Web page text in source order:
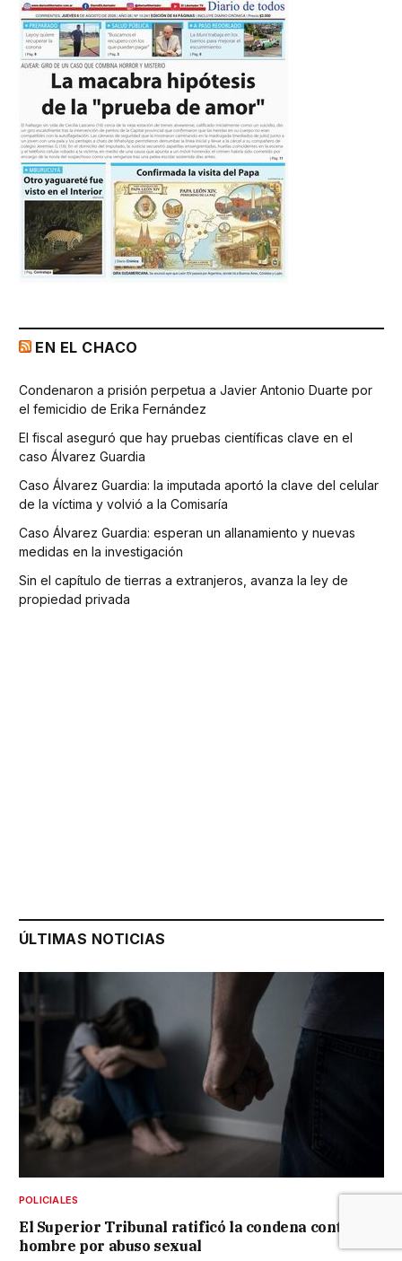
EN EL CHACO
Condenaron a prisión perpetua a Javier Antonio Duarte por
el femicidio de Erika Fernández
El fiscal aseguró que hay pruebas científicas clave en el
caso Álvarez Guardia
Caso Álvarez Guardia: la imputada aportó la clave del celular
de la víctima y volvió a la Comisaría
Caso Álvarez Guardia: esperan un allanamiento y nuevas
medidas en la investigación
Sin el capítulo de tierras a extranjeros, avanza la ley de
propiedad privada
ÚLTIMAS NOTICIAS
POLICIALES
El Superior Tribunal ratificó la condena contra un
hombre por abuso sexual